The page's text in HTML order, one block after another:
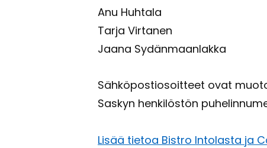
Anu Huh­ta­la
Tarja Vir­ta­nen
Jaana Sy­dän­maan­lak­ka
Säh­kö­pos­tio­soit­teet ovat
Sas­kyn hen­ki­lös­tön
Lisää tie­toa Bi­stro In­to­las­ta ja